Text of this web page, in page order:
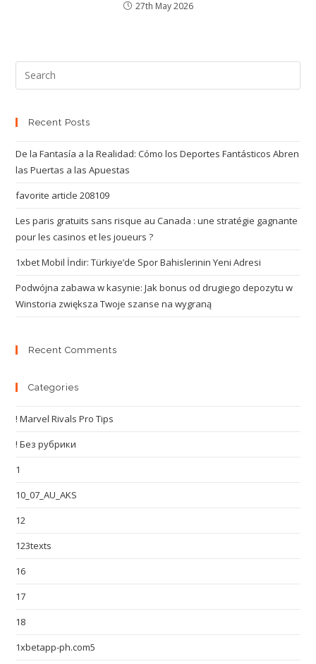
27th May 2026
Recent Posts
De la Fantasía a la Realidad: Cómo los Deportes Fantásticos Abren
las Puertas a las Apuestas
favorite article 208109
Les paris gratuits sans risque au Canada : une stratégie gagnante
pour les casinos et les joueurs ?
1xbet Mobil İndir: Türkiye’de Spor Bahislerinin Yeni Adresi
Podwójna zabawa w kasynie: Jak bonus od drugiego depozytu w
Winstoria zwiększa Twoje szanse na wygraną
Recent Comments
Categories
! Marvel Rivals Pro Tips
! Без рубрики
1
10_07_AU_AKS
12
123texts
16
17
18
1xbetapp-ph.com5